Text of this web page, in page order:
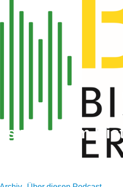
im
und Predigten